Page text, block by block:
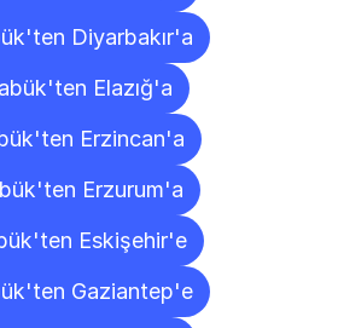
Diyarbakır'a
Elazığ'a
Erzincan'a
Erzurum'a
Eskişehir'e
Gaziantep'e